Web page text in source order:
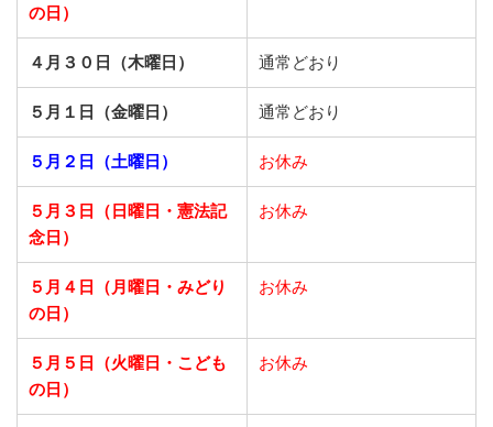
の日）
４月３０日（木曜日） 通常どおり
５月１日（金曜日） 通常どおり
５月２日（土曜日） お休み
５月３日（日曜日・憲法記
念日）
お休み
５月４日（月曜日・みどり
の日）
お休み
５月５日（火曜日・こども
の日）
お休み